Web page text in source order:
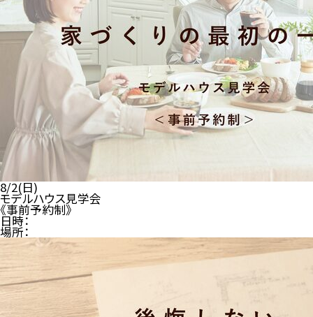
8/2(日)
モデルハウス見学会
《事前予約制》
日時：
場所：